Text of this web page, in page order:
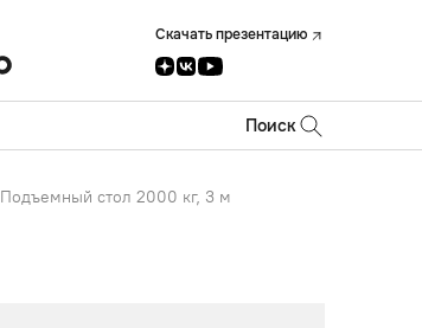
Скачать презентацию
Поиск
Подъемный стол 2000 кг, 3 м